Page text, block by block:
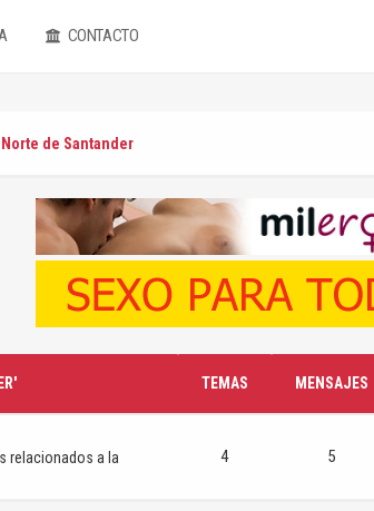
CONTACTO
de Santander
TEMAS MENSAJES
relacionados a la
4 5